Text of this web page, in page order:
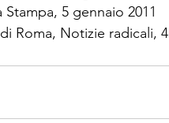
5 gennaio 2011
Roma, Notizie radicali, 4